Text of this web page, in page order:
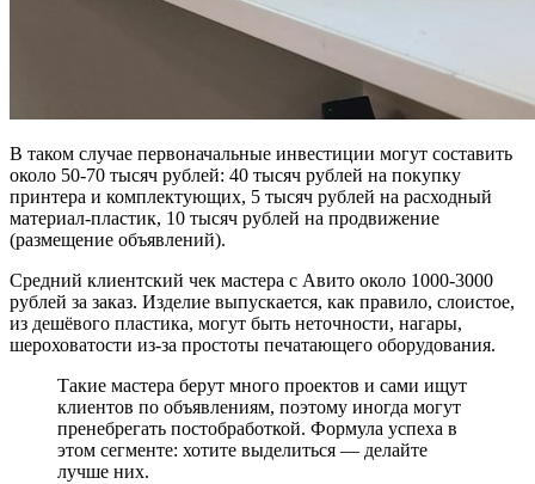
В таком случае первоначальные инвестиции могут составить
около 50-70 тысяч рублей: 40 тысяч рублей на покупку
принтера и комплектующих, 5 тысяч рублей на расходный
материал-пластик, 10 тысяч рублей на продвижение
(размещение объявлений).
Средний клиентский чек мастера с Авито около 1000-3000
рублей за заказ. Изделие выпускается, как правило, слоистое,
из дешёвого пластика, могут быть неточности, нагары,
шероховатости из-за простоты печатающего оборудования.
Такие мастера берут много проектов и сами ищут
клиентов по объявлениям, поэтому иногда могут
пренебрегать постобработкой. Формула успеха в
этом сегменте: хотите выделиться — делайте
лучше них.